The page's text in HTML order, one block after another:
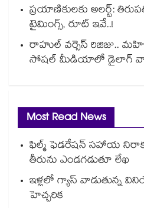
ప్రయాణికులకు అలర్ట్:
టైమింగ్స్, రూట్ ఇవే..!
రాహుల్ వర్సెస్ రిజిజు..
సోషల్ మీడియాలో డైలాగ్
Most Read News
ఫిల్మ్ ఫెడరేషన్ సహాయ
తీరును ఎండగడుతూ లేఖ
ఇళ్లలో గ్యాస్ వాడుతున్న
హెచ్చరిక